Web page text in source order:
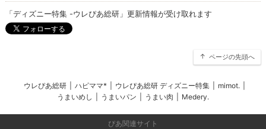
「ディズニー特集 -ウレぴあ総研」更新情報が受け取れます
ページの先頭へ
ウレぴあ総研 ハピママ* ウレぴあ総研 ディズニー特集 mimot.
うまいめし
うまいパン うまい肉 Medery.
ぴあ関連サイト